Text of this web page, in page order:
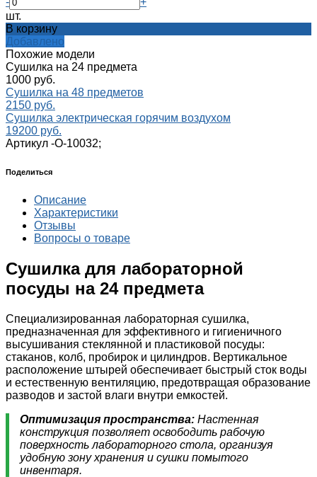
шт.
В корзину
Добавлено
Похожие модели
Сушилка на 24 предмета
1000 руб.
Сушилка на 48 предметов
2150 руб.
Сушилка электрическая горячим воздухом
19200 руб.
Артикул -О-10032;
Поделиться
Описание
Характеристики
Отзывы
Вопросы о товаре
Сушилка для лабораторной
посуды на 24 предмета
Специализированная лабораторная сушилка,
предназначенная для эффективного и гигиеничного
высушивания стеклянной и пластиковой посуды:
стаканов, колб, пробирок и цилиндров. Вертикальное
расположение штырей обеспечивает быстрый сток воды
и естественную вентиляцию, предотвращая образование
разводов и застой влаги внутри емкостей.
Оптимизация пространства: Настенная
конструкция позволяет освободить рабочую
поверхность лабораторного стола, организуя
удобную зону хранения и сушки помытого
инвентаря.